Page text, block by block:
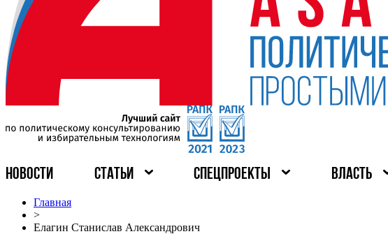
НОВОСТИ СТАТЬИ СПЕЦПРОЕКТЫ ВЛАСТЬ
Главная
>
Елагин Станислав Александрович